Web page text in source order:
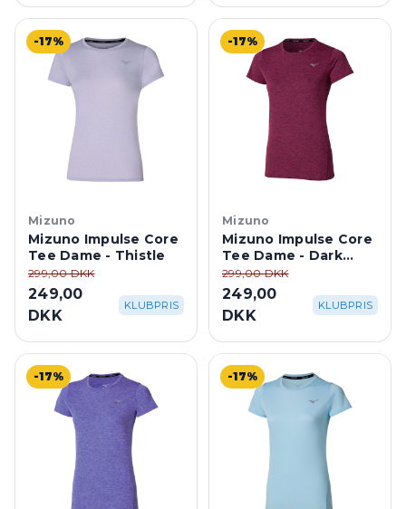
-17%
Mizuno
Mizuno Impulse Core
Tee Dame - Thistle
299,00 DKK
249,00
DKK
KLUBPRIS
-17%
Mizuno
Mizuno Impulse Core
Tee Dame - Dark
Purple
299,00 DKK
249,00
DKK
KLUBPRIS
-17% -17%